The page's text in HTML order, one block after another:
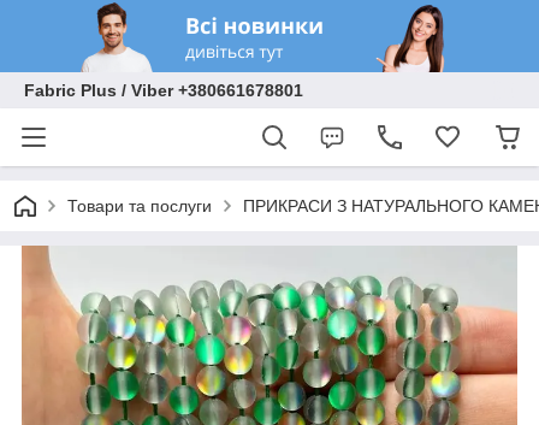
Fabric Plus / Viber +380661678801
Товари та послуги ПРИКРАСИ З НАТУРАЛЬНОГО